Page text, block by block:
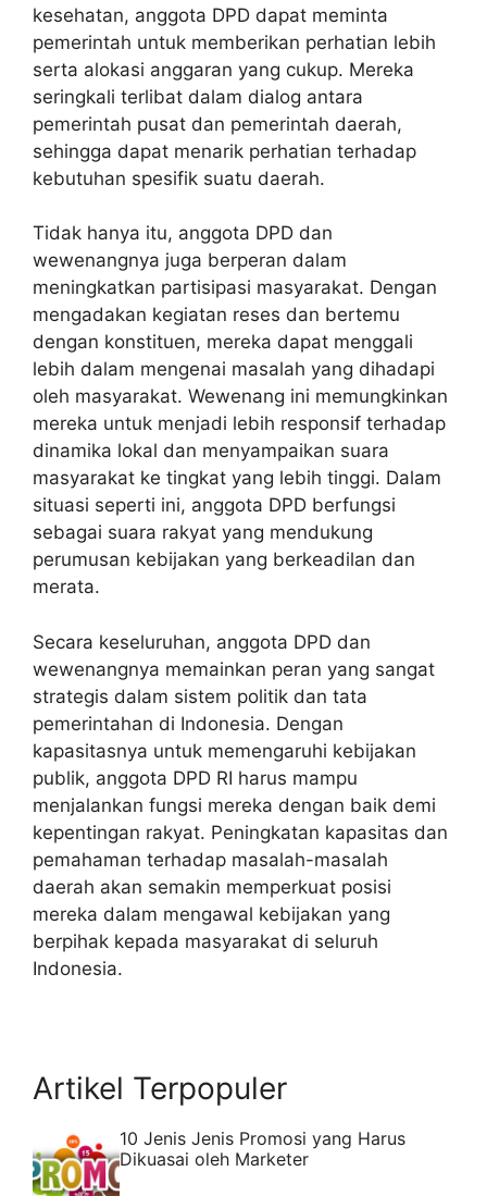
kesehatan, anggota DPD dapat meminta
pemerintah untuk memberikan perhatian lebih
serta alokasi anggaran yang cukup. Mereka
seringkali terlibat dalam dialog antara
pemerintah pusat dan pemerintah daerah,
sehingga dapat menarik perhatian terhadap
kebutuhan spesifik suatu daerah.
Tidak hanya itu, anggota DPD dan
wewenangnya juga berperan dalam
meningkatkan partisipasi masyarakat. Dengan
mengadakan kegiatan reses dan bertemu
dengan konstituen, mereka dapat menggali
lebih dalam mengenai masalah yang dihadapi
oleh masyarakat. Wewenang ini memungkinkan
mereka untuk menjadi lebih responsif terhadap
dinamika lokal dan menyampaikan suara
masyarakat ke tingkat yang lebih tinggi. Dalam
situasi seperti ini, anggota DPD berfungsi
sebagai suara rakyat yang mendukung
perumusan kebijakan yang berkeadilan dan
merata.
Secara keseluruhan, anggota DPD dan
wewenangnya memainkan peran yang sangat
strategis dalam sistem politik dan tata
pemerintahan di Indonesia. Dengan
kapasitasnya untuk memengaruhi kebijakan
publik, anggota DPD RI harus mampu
menjalankan fungsi mereka dengan baik demi
kepentingan rakyat. Peningkatan kapasitas dan
pemahaman terhadap masalah-masalah
daerah akan semakin memperkuat posisi
mereka dalam mengawal kebijakan yang
berpihak kepada masyarakat di seluruh
Indonesia.
Artikel Terpopuler
10 Jenis Jenis Promosi yang Harus
Dikuasai oleh Marketer